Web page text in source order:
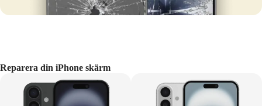
Reparera din iPhone skärm